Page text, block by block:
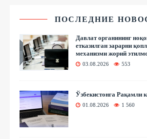
ПОСЛЕДНИЕ
Давлат органининг
етказилган зарарни
механизми жорий
03.08.2026 553
Ўзбекистонга Рақамли
01.08.2026 1 560